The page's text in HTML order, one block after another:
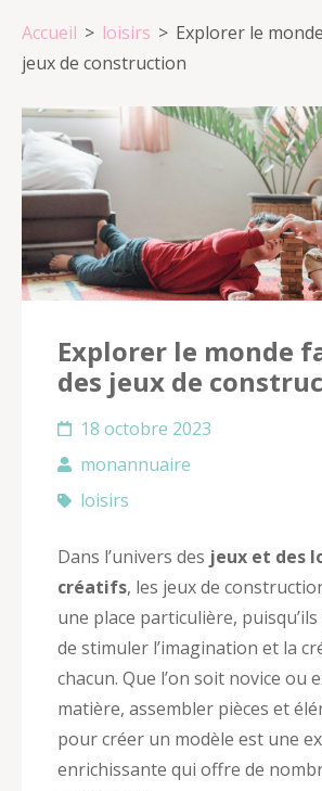
Accueil > loisirs > Explorer le
jeux de construction
Explorer le monde
des jeux de
18 octobre 2023
monannuaire
loisirs
Dans l’univers des jeux et des
créatifs, les jeux de
une place particulière,
de stimuler l’imagination et la
chacun. Que l’on soit novice ou
matière, assembler pièces et
pour créer un modèle est une
enrichissante qui offre de